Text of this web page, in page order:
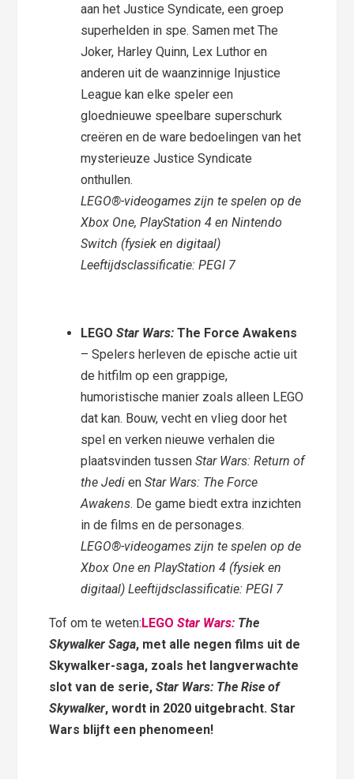
aan het Justice Syndicate, een groep
superhelden in spe. Samen met The
Joker, Harley Quinn, Lex Luthor en
anderen uit de waanzinnige Injustice
League kan elke speler een
gloednieuwe speelbare superschurk
creëren en de ware bedoelingen van het
mysterieuze Justice Syndicate
onthullen.
LEGO®-videogames zijn te spelen op de
Xbox One, PlayStation 4 en Nintendo
Switch (fysiek en digitaal)
Leeftijdsclassificatie: PEGI 7
LEGOStar Wars:The Force Awakens
– Spelers herleven de epische actie uit
de hitfilm op een grappige,
humoristische manier zoals alleen LEGO
dat kan. Bouw, vecht en vlieg door het
spel en verken nieuwe verhalen die
plaatsvinden tussenStar Wars: Return of
the JedienStar Wars: The Force
Awakens. De game biedt extra inzichten
in de films en de personages.
LEGO®-videogames zijn te spelen op de
Xbox One en PlayStation 4 (fysiek en
digitaal) Leeftijdsclassificatie: PEGI 7
Tof om te weten:LEGOStar Wars: The
Skywalker Saga, met alle negen films uit de
Skywalker-saga, zoals het langverwachte
slot van de serie,Star Wars: The Rise of
Skywalker, wordt in 2020 uitgebracht. Star
Wars blijft een phenomeen!